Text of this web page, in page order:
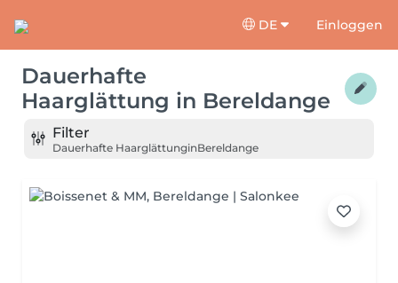
DE Einloggen
Dauerhafte
Haarglättung in Bereldange
Filter
Dauerhafte HaarglättunginBereldange